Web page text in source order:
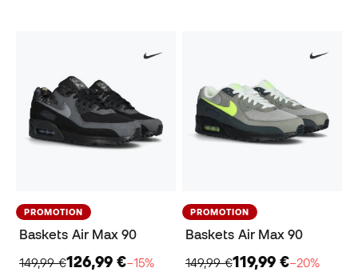
PROMOTION
Baskets Air Max 90
149,99 €126,99 €−15%
PROMOTION
Baskets Air Max 90
149,99 €119,99 €−20%